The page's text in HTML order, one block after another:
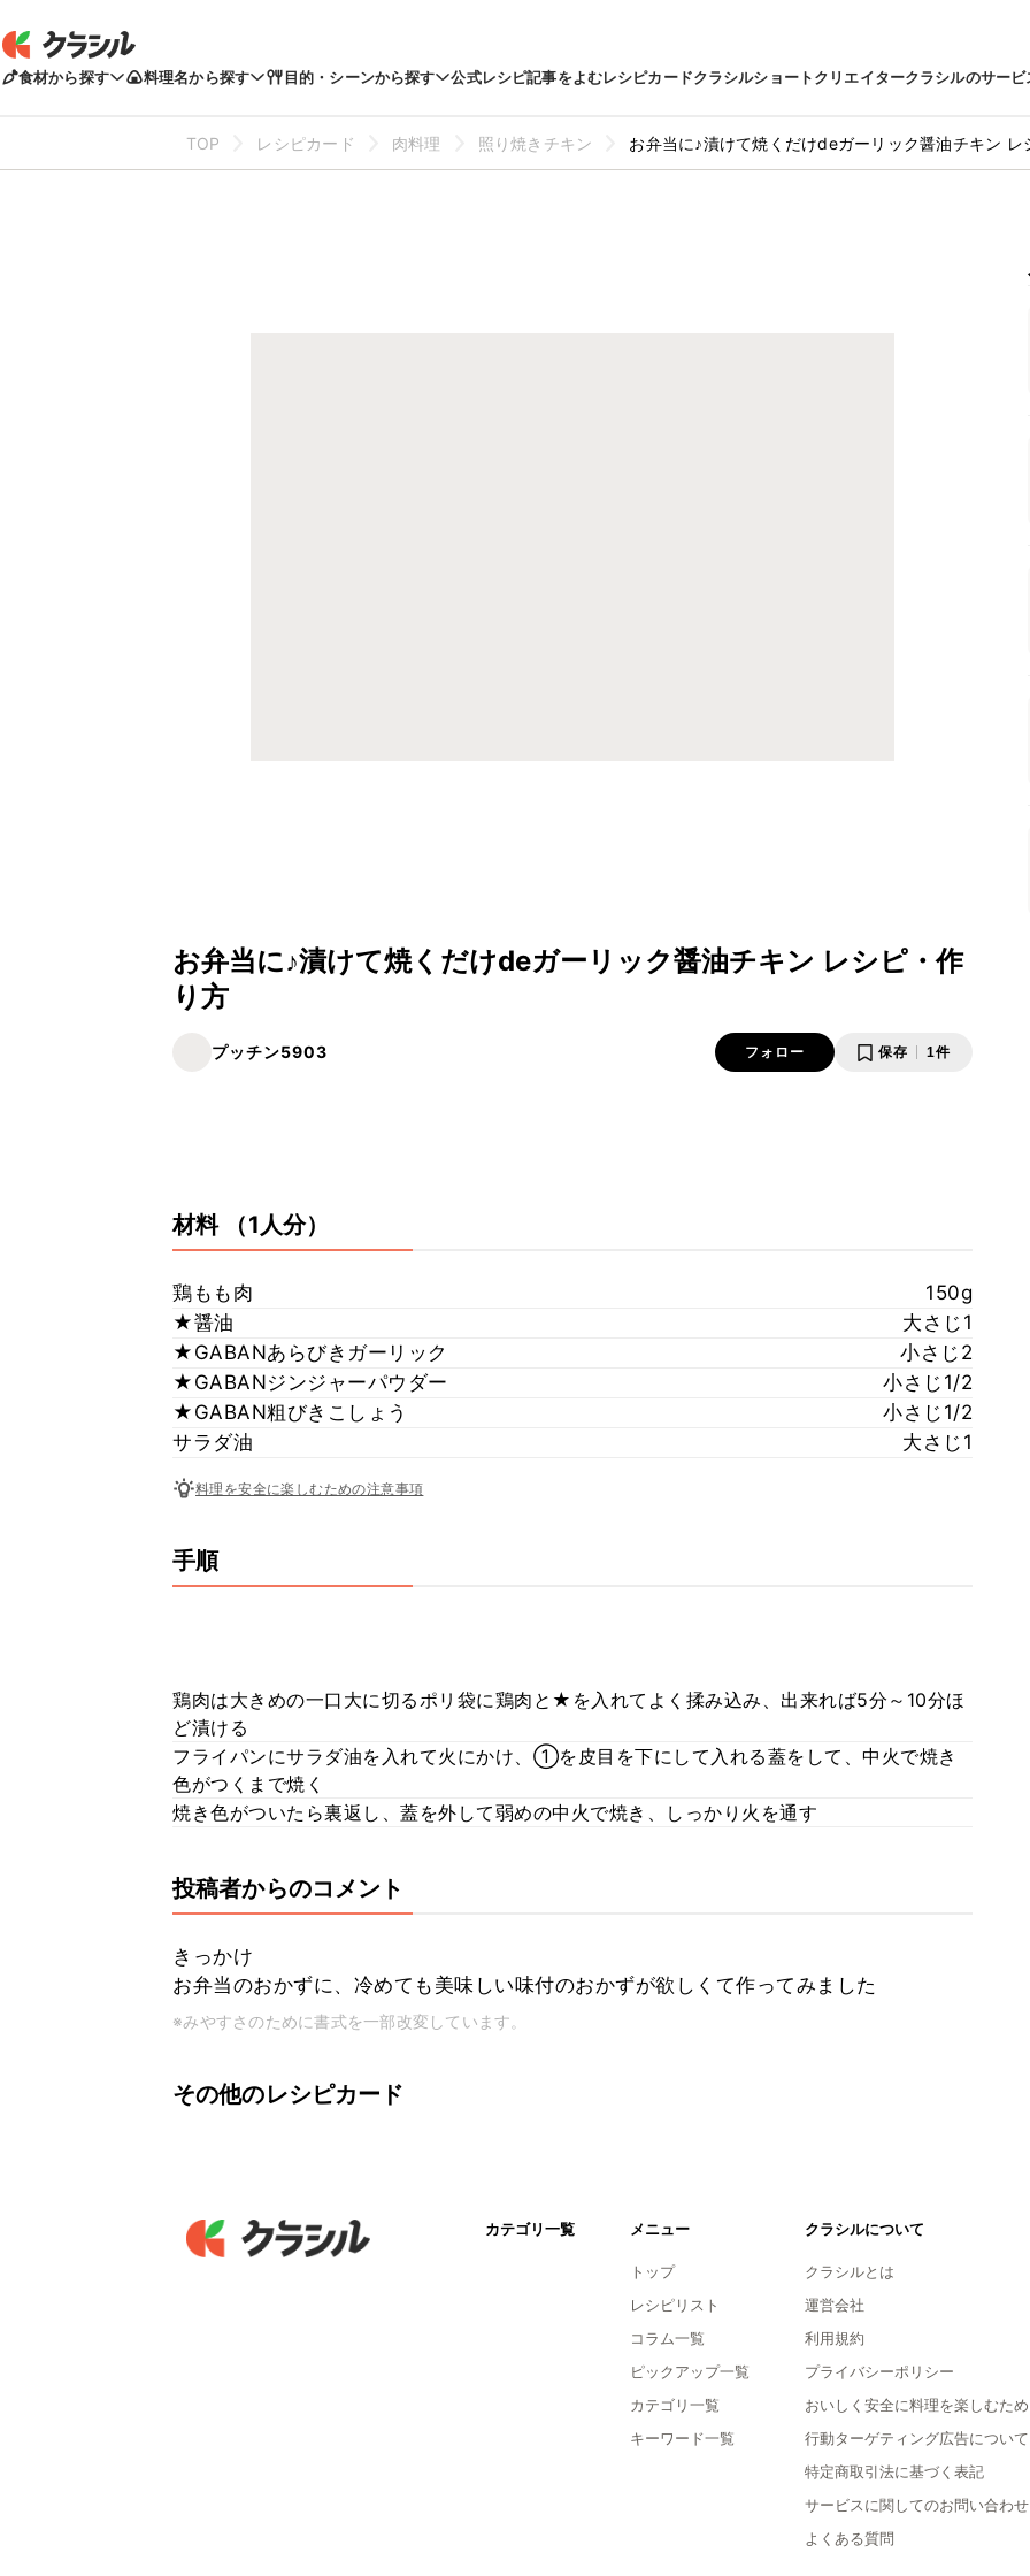
食材から探す 料理名から探す 目的・シーンから探す 公式レシピ記事をよむレシピカードクラシルショートクリエイタークラシルのサービ
TOP レシピカード 肉料理 照り焼きチキン お弁当に♪漬けて焼くだけdeガーリック醤油チキン レ
お弁当に♪漬けて焼くだけdeガーリック醤油チキン レシピ・作
り方
プッチン5903 フォロー 保存 1件
材料 （1人分）
鶏もも肉
150g
★醤油
大さじ1
★GABANあらびきガーリック
小さじ2
★GABANジンジャーパウダー
小さじ1/2
★GABAN粗びきこしょう
小さじ1/2
サラダ油
大さじ1
料理を安全に楽しむための注意事項
手順
鶏肉は大きめの一口大に切るポリ袋に鶏肉と★を入れてよく揉み込み、出来れば5分～10分ほ
ど漬ける
フライパンにサラダ油を入れて火にかけ、①を皮目を下にして入れる蓋をして、中火で焼き
色がつくまで焼く
焼き色がついたら裏返し、蓋を外して弱めの中火で焼き、しっかり火を通す
投稿者からのコメント
きっかけ
お弁当のおかずに、冷めても美味しい味付のおかずが欲しくて作ってみました
※みやすさのために書式を一部改変しています。
その他のレシピカード
カテゴリ一覧 メニュー
トップ
レシピリスト
コラム一覧
ピックアップ一覧
カテゴリ一覧
キーワード一覧
クラシルについて
クラシルとは
運営会社
利用規約
プライバシーポリシー
おいしく安全に料理を楽しむため
行動ターゲティング広告について
特定商取引法に基づく表記
サービスに関してのお問い合わせ
よくある質問